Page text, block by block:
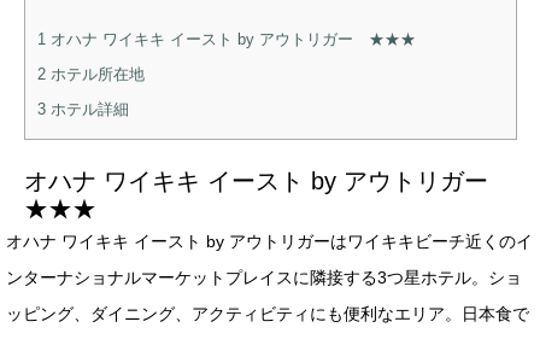
1 オハナ ワイキキ イースト by アウトリガー ★★★
2 ホテル所在地
3 ホテル詳細
オハナ ワイキキ イースト by アウトリガー
★★★
オハナ ワイキキ イースト by アウトリガーはワイキキビーチ近くのイ
ンターナショナルマーケットプレイスに隣接する3つ星ホテル。ショ
ッピング、ダイニング、アクティビティにも便利なエリア。日本食で